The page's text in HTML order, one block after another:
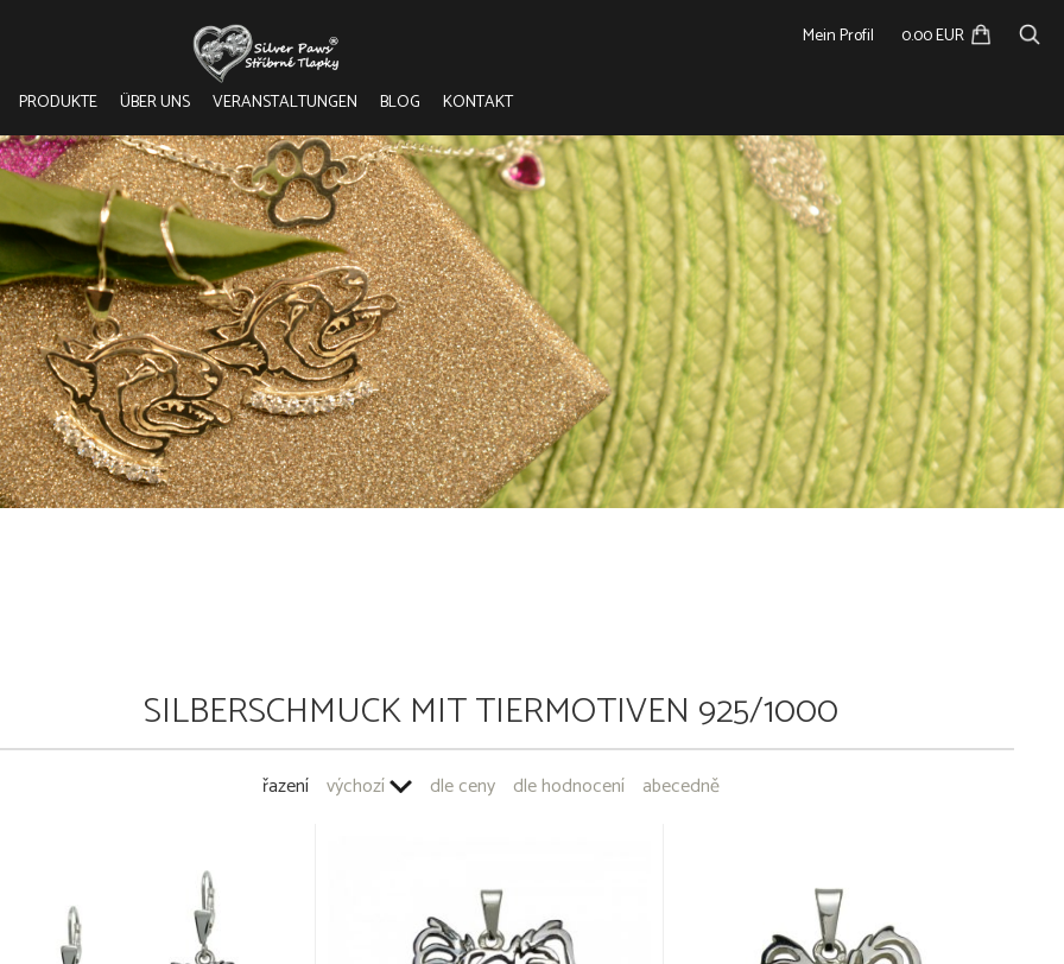
Mein Profil 0.00 EUR
PRODUKTE ÜBER UNS VERANSTALTUNGEN BLOG KONTAKT
SILBERSCHMUCK MIT TIERMOTIVEN 925/1000
řazení výchozí dle ceny dle hodnocení abecedně